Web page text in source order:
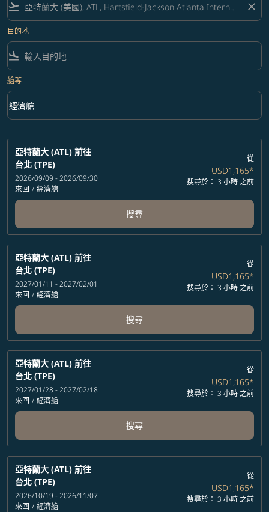
flight_takeoff close
目的地
flight_land
艙等
艙等 option 經濟艙 Selected
經濟艙
keyboard_arrow_down
亞特蘭大 (ATL) 前往
台北 (TPE)
2026/09/09 - 2026/09/30
來回 / 經濟艙
從
USD1,165*
搜尋於： 3 小時 之前
搜尋
亞特蘭大 (ATL) 前往
台北 (TPE)
2027/01/11 - 2027/02/01
來回 / 經濟艙
從
USD1,165*
搜尋於： 3 小時 之前
搜尋
亞特蘭大 (ATL) 前往
台北 (TPE)
2027/01/28 - 2027/02/18
來回 / 經濟艙
從
USD1,165*
搜尋於： 3 小時 之前
搜尋
亞特蘭大 (ATL) 前往
台北 (TPE)
2026/10/19 - 2026/11/07
來回 / 經濟艙
從
USD1,165*
搜尋於： 3 小時 之前